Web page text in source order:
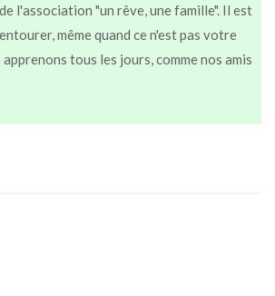
l'association "un rêve, une famille". Il est
même quand ce n'est pas votre
tous les jours, comme nos amis